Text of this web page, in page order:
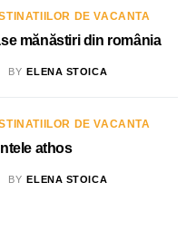
DE VACANTA
mănăstiri din românia
BY ELENA STOICA
DE VACANTA
athos
BY ELENA STOICA